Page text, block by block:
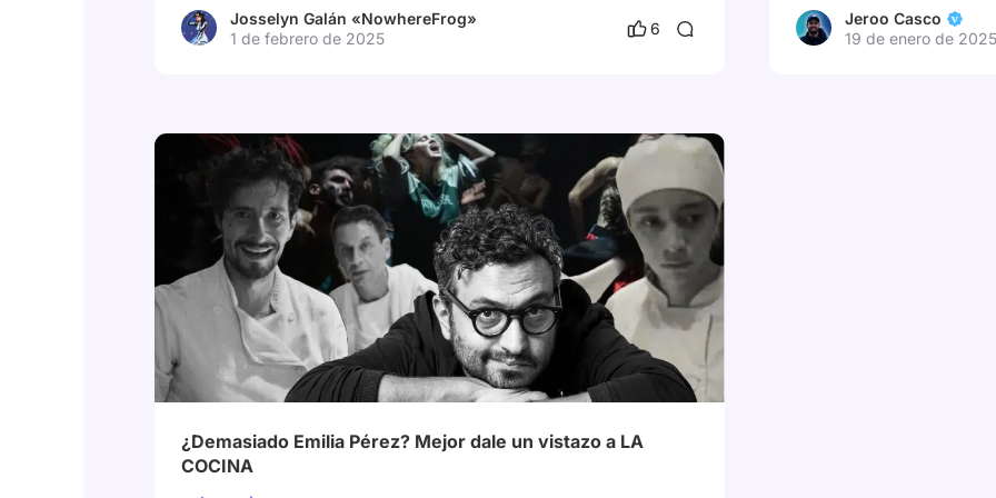
Josselyn Galán «NowhereFrog»
1 de febrero de 2025
6
Jeroo Casco
19 de enero de 2025
# Tramas múltiples # Perspectivas múltiples # La Cocina
¿Demasiado Emilia Pérez? Mejor dale un vistazo a LA
COCINA